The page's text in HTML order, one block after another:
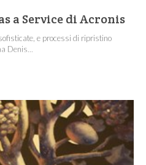
a Service di Acronis
e processi di ripristino
Denis...